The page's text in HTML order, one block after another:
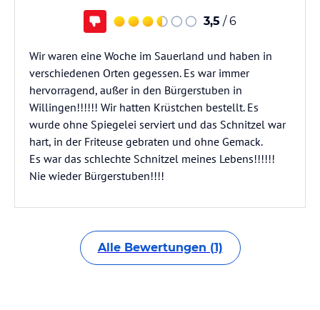
3,5 / 6
Wir waren eine Woche im Sauerland und haben in
verschiedenen Orten gegessen. Es war immer
hervorragend, außer in den Bürgerstuben in
Willingen!!!!!! Wir hatten Krüstchen bestellt. Es
wurde ohne Spiegelei serviert und das Schnitzel war
hart, in der Friteuse gebraten und ohne Gemack.
Es war das schlechte Schnitzel meines Lebens!!!!!!
Nie wieder Bürgerstuben!!!!
Alle Bewertungen (1)